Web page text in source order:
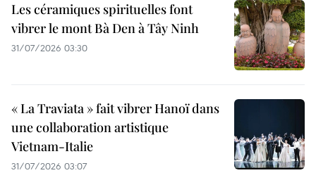
Les céramiques spirituelles font
vibrer le mont Bà Den à Tây Ninh
31/07/2026 03:30
« La Traviata » fait vibrer Hanoï dans
une collaboration artistique
Vietnam-Italie
31/07/2026 03:07